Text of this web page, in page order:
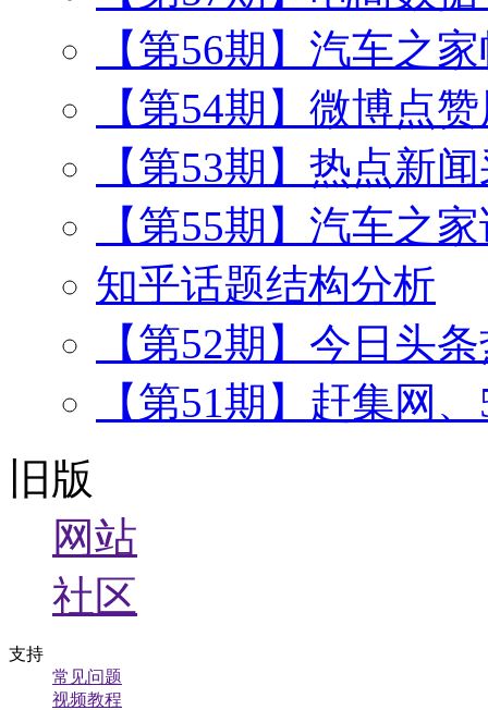
【第56期】汽车之
【第54期】微博点
【第53期】热点新
【第55期】汽车之
知乎话题结构分析
【第52期】今日头
【第51期】赶集网
旧版
网站
社区
支持
常见问题
视频教程